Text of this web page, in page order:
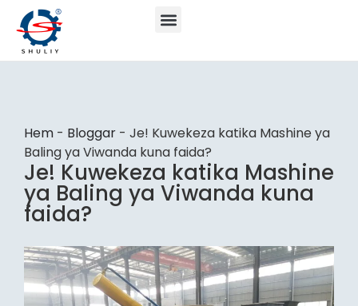
Hem - Bloggar - Je! Kuwekeza katika Mashine ya
Baling ya Viwanda kuna faida?
Je! Kuwekeza katika Mashine
ya Baling ya Viwanda kuna
faida?